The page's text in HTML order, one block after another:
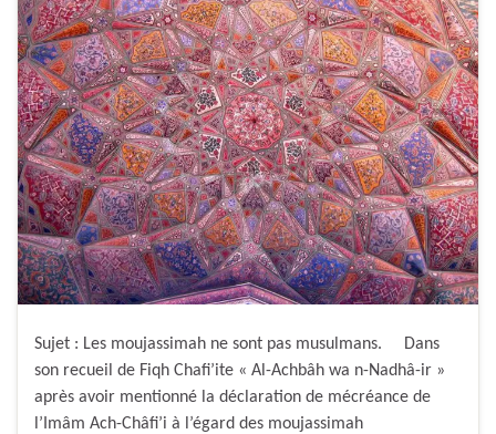
Sujet : Les moujassimah ne sont pas musulmans. Dans
son recueil de Fiqh Chafi’ite « Al-Achbâh wa n-Nadhâ-ir »
après avoir mentionné la déclaration de mécréance de
l’Imâm Ach-Châfi’i à l’égard des moujassimah